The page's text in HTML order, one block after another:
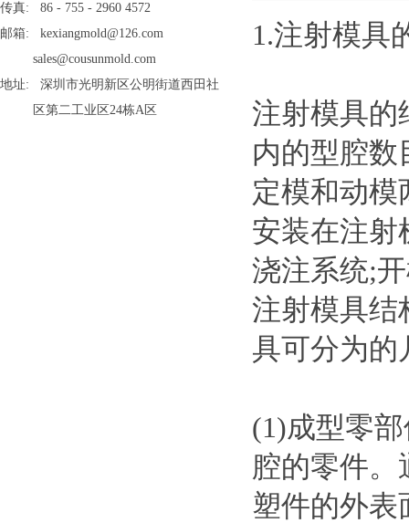
传真: 86 - 755 - 2960 4572
邮箱: kexiangmold@126.com
sales@cousunmold.com
地址: 深圳市光明新区公明街道西田社
区第二工业区24栋A区
1.注射模具
注射模具的
内的型腔数
定模和动模
安装在注射
浇注系统;
注射模具结
具可分为的
(1)成型零
腔的零件
塑件的外表